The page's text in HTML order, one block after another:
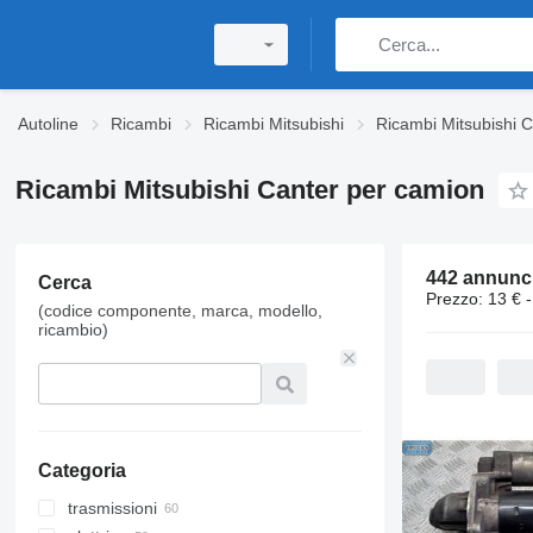
Autoline Ricambi Ricambi Mitsubishi Ricambi Mitsubishi
Ricambi Mitsubishi Canter per camion
Cerca
(codice componente, marca, modello,
ricambio)
Categoria
trasmissioni
442
Prezzo: 13 €